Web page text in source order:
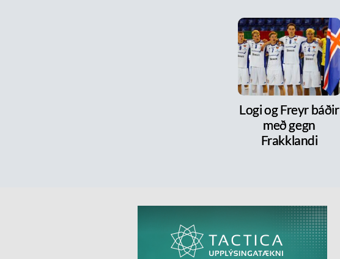
Logi og Freyr báðir
með gegn
Frakklandi